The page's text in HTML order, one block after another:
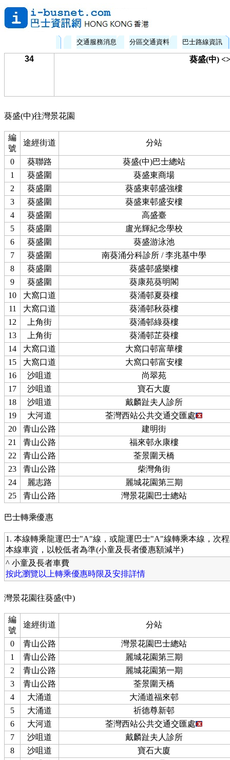
交通服務消息 分區交通資料 巴士路線資訊
34 葵盛(中)
葵盛(中)往灣景花園
編
號
途經街道 分站
0 葵聯路
葵盛(中)巴士總站
1
葵盛圍
葵盛東商場
2
葵盛圍
葵盛東邨盛強樓
3
葵盛圍
葵盛東邨盛安樓
4
葵盛圍
高盛臺
5
葵盛圍
盧光輝紀念學校
6
葵盛圍
葵盛游泳池
7
葵盛圍
南葵涌分科診所 / 李兆基中學
8
葵盛圍
葵盛邨盛樂樓
9
葵盛圍
葵康苑葵明閣
10
大窩口道
葵涌邨夏葵樓
11
大窩口道
葵涌邨秋葵樓
12
上角街
葵涌邨綠葵樓
13
上角街
葵涌邨芷葵樓
14
大窩口道
大窩口邨富華樓
15
大窩口道
大窩口邨富安樓
16
沙咀道
尚翠苑
17
沙咀道
寶石大廈
18
沙咀道
戴麟趾夫人診所
19
大河道
荃灣西站公共交通交匯處
20
青山公路
建明街
21
青山公路
福來邨永康樓
22
青山公路
荃景圍天橋
23
青山公路
柴灣角街
24
麗志路
麗城花園第三期
25
青山公路 灣景花園巴士總站
巴士轉乘優惠
1. 本線轉乘龍運巴士"A"線，或龍運巴士"A"線轉乘本線，次
本線車資，以較低者為準(小童及長者優惠額減半)
^ 小童及長者車費
按此瀏覽以上轉乘優惠時限及安排詳情
灣景花園往葵盛(中)
編
號
途經街道 分站
0 青山公路
灣景花園巴士總站
1
青山公路
麗城花園第三期
2
青山公路
麗城花園第一期
3
青山公路
荃景圍天橋
4
大涌道
大涌道福來邨
5
大涌道
祈德尊新邨
6
大河道
荃灣西站公共交通交匯處
7
沙咀道
戴麟趾夫人診所
8
沙咀道
寶石大廈